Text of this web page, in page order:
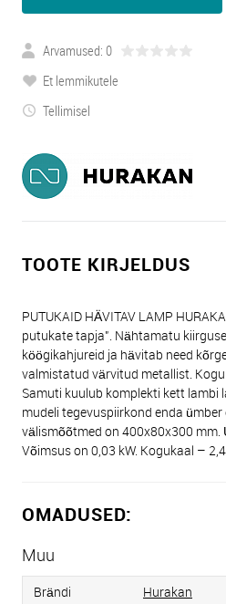
Arvamused: 0
Et lemmikutele
Tellimisel
TOOTE KIRJELDUS
PUTUKAID HÄVITAV LAMP
putukate tapja". Nähtamatu
köögikahjureid ja hävitab need
valmistatud värvitud metallist.
Samuti kuulub komplekti kett lambi
mudeli tegevuspiirkond enda
välismõõtmed on 400x80x300 mm.
Võimsus on 0,03 kW. Kogukaal –
OMADUSED:
Muu
Brändi
Hurakan